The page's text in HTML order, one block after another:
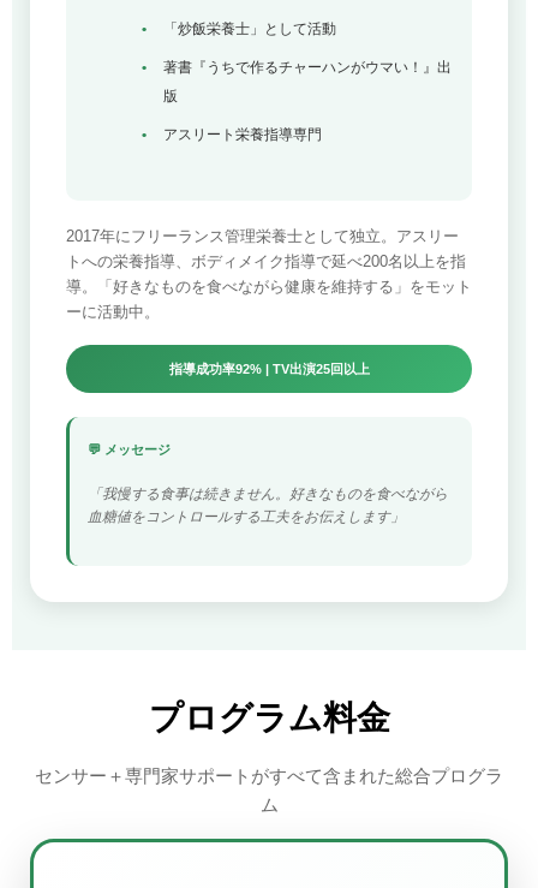
「炒飯栄養士」として活動
著書『うちで作るチャーハンがウマい！』出
版
アスリート栄養指導専門
2017年にフリーランス管理栄養士として独立。アスリー
トへの栄養指導、ボディメイク指導で延べ200名以上を指
導。「好きなものを食べながら健康を維持する」をモット
ーに活動中。
指導成功率92% | TV出演25回以上
💬 メッセージ
「我慢する食事は続きません。好きなものを食べながら
血糖値をコントロールする工夫をお伝えします」
プログラム料金
センサー＋専門家サポートがすべて含まれた総合プログラ
ム